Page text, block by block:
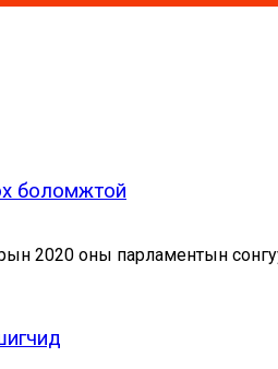
боломжтой
2020 оны парламентын